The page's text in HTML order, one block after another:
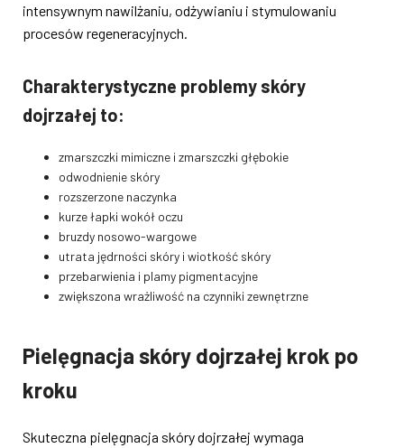
intensywnym nawilżaniu, odżywianiu i stymulowaniu
procesów regeneracyjnych.
Charakterystyczne problemy skóry
dojrzałej to:
zmarszczki mimiczne i zmarszczki głębokie
odwodnienie skóry
rozszerzone naczynka
kurze łapki wokół oczu
bruzdy nosowo-wargowe
utrata jędrności skóry i wiotkość skóry
przebarwienia i plamy pigmentacyjne
zwiększona wrażliwość na czynniki zewnętrzne
Pielęgnacja skóry dojrzałej krok po
kroku
Skuteczna pielęgnacja skóry dojrzałej wymaga